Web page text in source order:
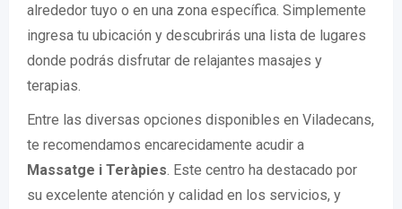
alrededor tuyo o en una zona específica. Simplemente
ingresa tu ubicación y descubrirás una lista de lugares
donde podrás disfrutar de relajantes masajes y
terapias.
Entre las diversas opciones disponibles en Viladecans,
te recomendamos encarecidamente acudir a
Massatge i Teràpies . Este centro ha destacado por
su excelente atención y calidad en los servicios, y